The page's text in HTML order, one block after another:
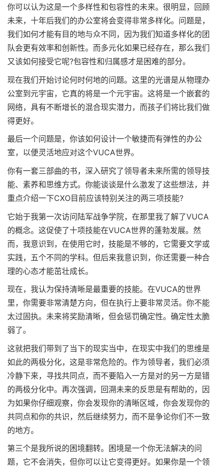
你可以认为这是一个多样性和包容性的未来。很明显，回顾
未来，十年后我们的办公室将会变得非常多样化。问题是，
我们如何才能有目的地与众不同，因为我们知道多样化的团
队会更有效率和创新性。而多元化如果已经存在，那么我们
又该如何接受它呢?包容性和归属感才是困难的部分。
现在我们开始讨论何时何地的问题。这里的光谱是从物理办
公室到元宇宙，它真的将是一个元宇宙。这将是一个嵌套的
网络，具有不断增长的混合现实潜力，而孩子们将比我们做
得更好。
最后一个问题是，你该如何设计一个敏捷而有弹性的办公
室，以便灵活地应对这个VUCA世界。
你有一套三部曲的书，深入研究了领导者未来所需的领导技
能、素养和思维方式。你能谈谈是什么激发了这些想法，并
重点介绍一下CXO目前应该特别关注的两三项技能?
它始于我第一次访问陆军战争学院，在那里我了解了VUCA
的概念。这促使了十项技能在VUCA世界的蓬勃发展。然
而，我意识到，在使用它时，技能是不够的，它需要文学或
实践，五个不同的学科。但后来我意识到，你还需要一种合
理的心态才能茁壮成长。
现在，我认为保持清晰是最重要的技能。在VUCA的世界
里，你需要非常清楚方向，但在执行上要非常灵活。你不能
太过固执。未来将奖励清晰，但会惩罚确定性。确定性太脆
弱了。
这就把我们带到了当下的现实当中，在现实中我们的思维是
如此的两极分化，这是非常危险的。作为领导者，我们必须
冷静下来，寻找共同点，而不要陷入一方是对的另一方是错
的两极分化中。再次强调，回溯未来的反思是有帮助的，因
为如果你仔细观察，你会发现你的清晰区域，你会发现你的
共同点和你的共识，然后继续努力，而不是争论你们不一致
的地方。
第三个是我所说的困境翻转。困境是一个你无法解决的问
题，它不会消失，但你可以让它变得更好。如果你是一个领